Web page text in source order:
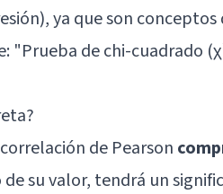
ya que son
"Prueba de chi-cuadrado
de Pearson
su valor, tendrá un